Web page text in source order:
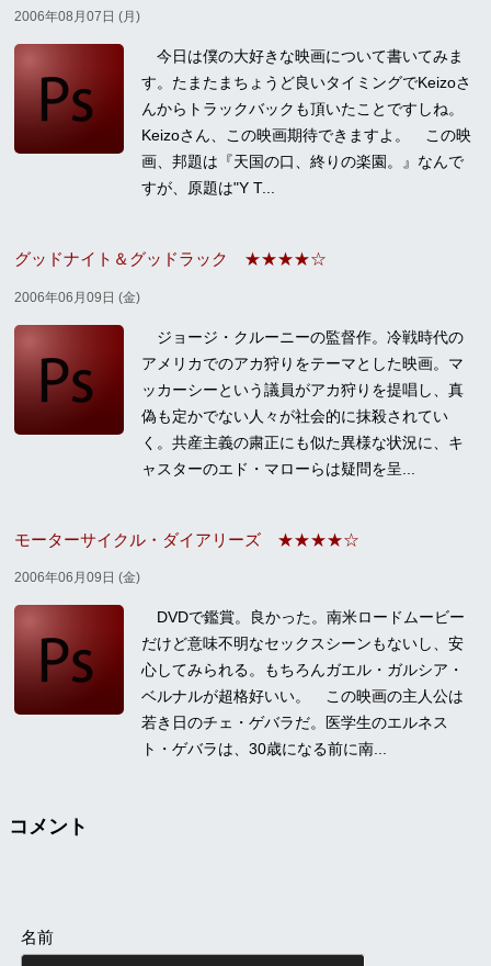
2006年08月07日 (月)
今日は僕の大好きな映画について書いてみま
す。たまたまちょうど良いタイミングでKeizoさ
んからトラックバックも頂いたことですしね。
Keizoさん、この映画期待できますよ。 この映
画、邦題は『天国の口、終りの楽園。』なんで
すが、原題は"Y T...
グッドナイト＆グッドラック ★★★★☆
2006年06月09日 (金)
ジョージ・クルーニーの監督作。冷戦時代の
アメリカでのアカ狩りをテーマとした映画。マ
ッカーシーという議員がアカ狩りを提唱し、真
偽も定かでない人々が社会的に抹殺されてい
く。共産主義の粛正にも似た異様な状況に、キ
ャスターのエド・マローらは疑問を呈...
モーターサイクル・ダイアリーズ ★★★★☆
2006年06月09日 (金)
DVDで鑑賞。良かった。南米ロードムービー
だけど意味不明なセックスシーンもないし、安
心してみられる。もちろんガエル・ガルシア・
ベルナルが超格好いい。 この映画の主人公は
若き日のチェ・ゲバラだ。医学生のエルネス
ト・ゲバラは、30歳になる前に南...
コメント
名前